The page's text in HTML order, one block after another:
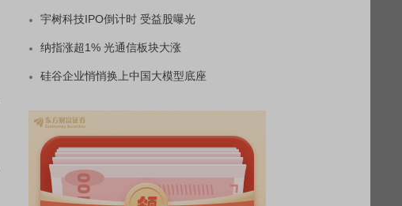
宇树科技IPO倒计时 受益股曝光
纳指涨超1% 光通信板块大涨
硅谷企业悄悄换上中国大模型底座